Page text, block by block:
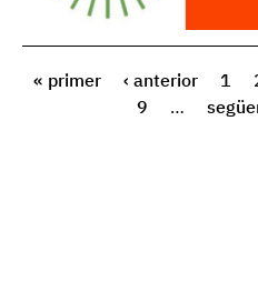
« primer ‹ anterior 1
9
…